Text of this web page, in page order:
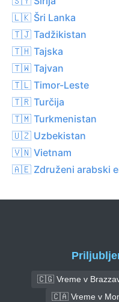
🇱🇰 Šri Lanka
🇹🇯 Tadžikistan
🇹🇭 Tajska
🇹🇼 Tajvan
🇹🇱 Timor-Leste
🇹🇷 Turčija
🇹🇲 Turkmenistan
🇺🇿 Uzbekistan
🇻🇳 Vietnam
🇦🇪 Združeni arabski
🇨🇬 Vreme v
🇨🇦 Vreme v